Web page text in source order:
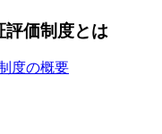
評価制度とは
度の概要